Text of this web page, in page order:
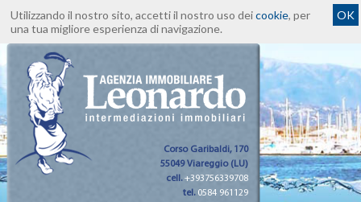
Utilizzando il nostro sito, accetti il nostro uso deicookie, per
una tua migliore esperienza di navigazione.
OK
Corso Garibaldi, 170
55049 Viareggio (LU)
cell.+393756339708
tel. 0584 961129